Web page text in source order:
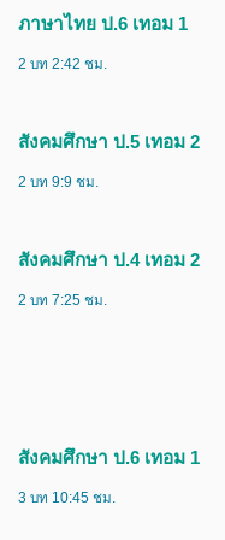
ภาษาไทย ป.5 เทอม 1
2 บท 3:8 ชม.
ภาษาไทย ป.6 เทอม 1
2 บท 2:42 ชม.
สังคมศึกษา ป.5 เทอม 2
2 บท 9:9 ชม.